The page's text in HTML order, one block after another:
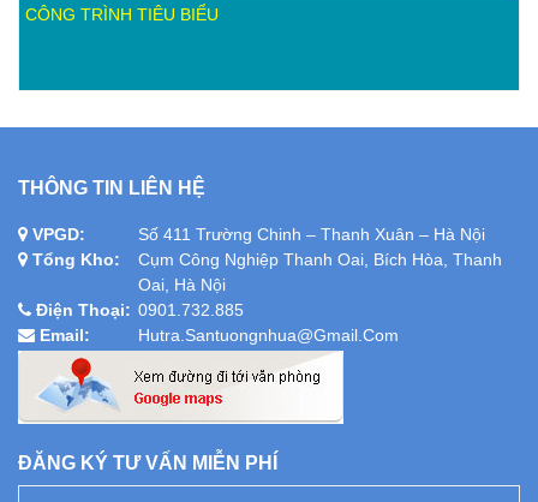
CÔNG TRÌNH TIÊU BIỂU
THÔNG TIN LIÊN HỆ
VPGD:
Số 411 Trường Chinh – Thanh Xuân – Hà Nội
Tổng Kho:
Cụm Công Nghiệp Thanh Oai, Bích Hòa, Thanh
Oai, Hà Nội
Điện Thoại: 0901.732.885
Email:
Hutra.santuongnhua@gmail.com
ĐĂNG KÝ TƯ VẤN MIỄN PHÍ